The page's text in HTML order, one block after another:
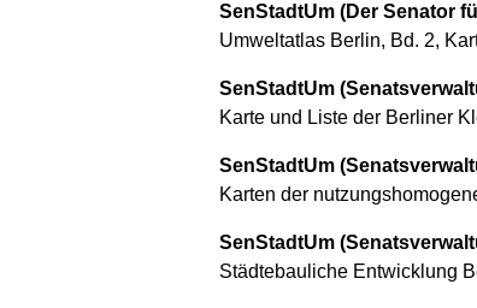
SenStadtUm (Der Senator
Umweltatlas Berlin, Bd. 2,
SenStadtUm
Karte und Liste der Berliner
SenStadtUm
Karten der
SenStadtUm
Städtebauliche Entwicklung